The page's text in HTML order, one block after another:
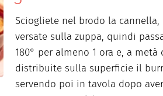
Sciogliete nel brodo la cannella,
versate sulla zuppa, quindi
180° per almeno 1 ora e, a metà
distribuite sulla superficie il
servendo poi in tavola dopo